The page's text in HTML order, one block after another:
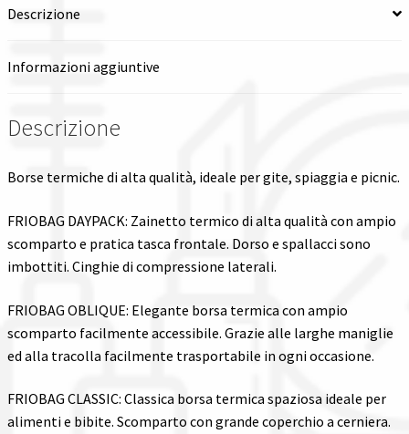
Il mio account
Descrizione
Informazioni aggiuntive
Descrizione
Borse termiche di alta qualità, ideale per gite, spiaggia e picnic.
FRIOBAG DAYPACK: Zainetto termico di alta qualità con ampio
scomparto e pratica tasca frontale. Dorso e spallacci sono
imbottiti. Cinghie di compressione laterali.
FRIOBAG OBLIQUE: Elegante borsa termica con ampio
scomparto facilmente accessibile. Grazie alle larghe maniglie
ed alla tracolla facilmente trasportabile in ogni occasione.
FRIOBAG CLASSIC: Classica borsa termica spaziosa ideale per
alimenti e bibite. Scomparto con grande coperchio a cerniera.